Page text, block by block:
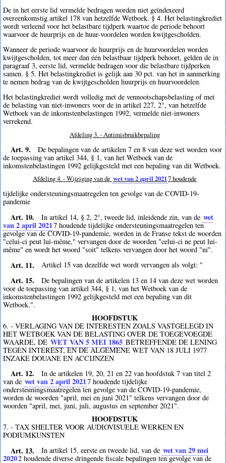
De in het eerste lid vermelde bedragen worden niet geïndexeerd
overeenkomstig artikel 178 van hetzelfde Wetboek. § 4. Het belastingkrediet
wordt verleend voor het belastbare tijdperk waartoe de periode behoort
waarvoor de huurprijs en de huur-voordelen worden kwijtgescholden.
Wanneer de periode waarvoor de huurprijs en de huurvoordelen worden
kwijtgescholden, tot meer dan één belastbaar tijdperk behoort, gelden de in
paragraaf 3, eerste lid, vermelde bedragen voor die belastbare tijdperken
samen. § 5. Het belastingkrediet is gelijk aan 30 pct. van het in aanmerking
te nemen bedrag van de kwijtgescholden huurprijs en huurvoordelen.
Het belastingkrediet wordt volledig met de vennootschapsbelasting of met
de belasting van niet-inwoners voor de in artikel 227, 2°, van hetzelfde
Wetboek van de inkomstenbelastingen 1992, vermelde niet-inwoners
verrekend.
Afdeling 3. - Antimisbruikbepaling
Art. 9.
De bepalingen van de artikelen 7 en 8 van deze wet worden voor
de toepassing van artikel 344, § 1, van het Wetboek van de
inkomstenbelastingen 1992 gelijkgesteld met een bepaling van dit Wetboek.
Afdeling 4. - Wijziging van de wet van 2 april 20217houdende
tijdelijke ondersteuningsmaatregelen ten gevolge van de COVID-19-
pandemie
Art. 10. In artikel 14, § 2, 2°, tweede lid, inleidende zin, van de wet
van 2 april 20217 houdende tijdelijke ondersteuningsmaatregelen ten
gevolge van de COVID-19-pandemie, worden in de Franse tekst de woorden
"celui-ci peut lui-même," vervangen door de woorden "celui-ci ne peut lui-
même" en wordt het woord "soit" telkens vervangen door het woord "ni".
Art. 11. Artikel 15 van dezelfde wet wordt vervangen als volgt: "
Art. 15.
De bepalingen van de artikelen 13 en 14 van deze wet worden
voor de toepassing van artikel 344, § 1, van het Wetboek van de
inkomstenbelastingen 1992 gelijkgesteld met een bepaling van dit
Wetboek.".
HOOFDSTUK
6. - VERLAGING VAN DE INTERESTEN ZOALS VASTGELEGD IN
HET WETBOEK VAN DE BELASTING OVER DE TOEGEVOEGDE
WAARDE, DE WET VAN 5 MEI 1865 BETREFFENDE DE LENING
TEGEN INTEREST, EN DE ALGEMENE WET VAN 18 JULI 1977
INZAKE DOUANE EN ACCIJNZEN
Art. 12.
In de artikelen 19, 20, 21 en 22 van hoofdstuk 7 van titel 2
van de wet van 2 april 20217 houdende tijdelijke
ondersteuningsmaatregelen ten gevolge van de COVID-19-pandemie,
worden de woorden "april, mei en juni 2021" telkens vervangen door de
woorden "april, mei, juni, juli, augustus en september 2021".
HOOFDSTUK
7. - TAX SHELTER VOOR AUDIOVISUELE WERKEN EN
PODIUMKUNSTEN
Art. 13. In artikel 15, eerste en tweede lid, van de wet van 29 mei
20202 houdende diverse dringende fiscale bepalingen ten gevolge van de